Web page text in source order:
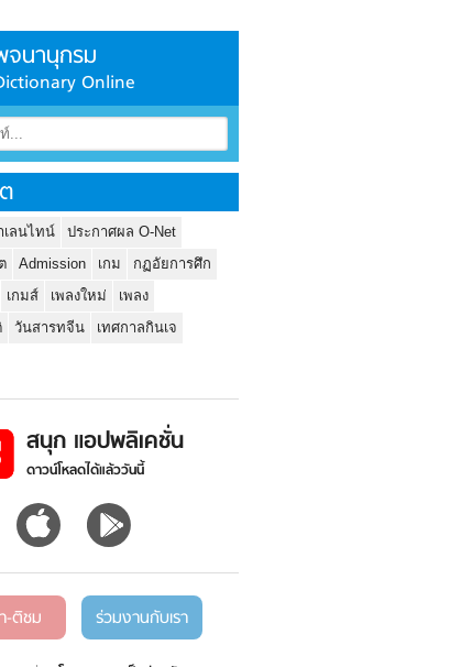
นานุกรม
Online
เลนไทน์
ประกาศผล O-Net
Admission เกม
กฏอัยการศึก
เกมส์ เพลงใหม่
เพลง
วันสารทจีน
เทศกาลกินเจ
สนุก แอปพลิเคชั่น
ดาวน์โหลดได้แล้ววันนี้
-ติชม ร่วมงานกับเรา